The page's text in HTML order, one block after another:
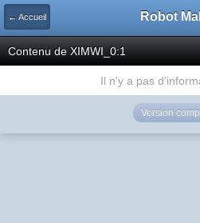
← Accueil Robot
Contenu de XIMWI_0:1
Il n'y a pas
Version